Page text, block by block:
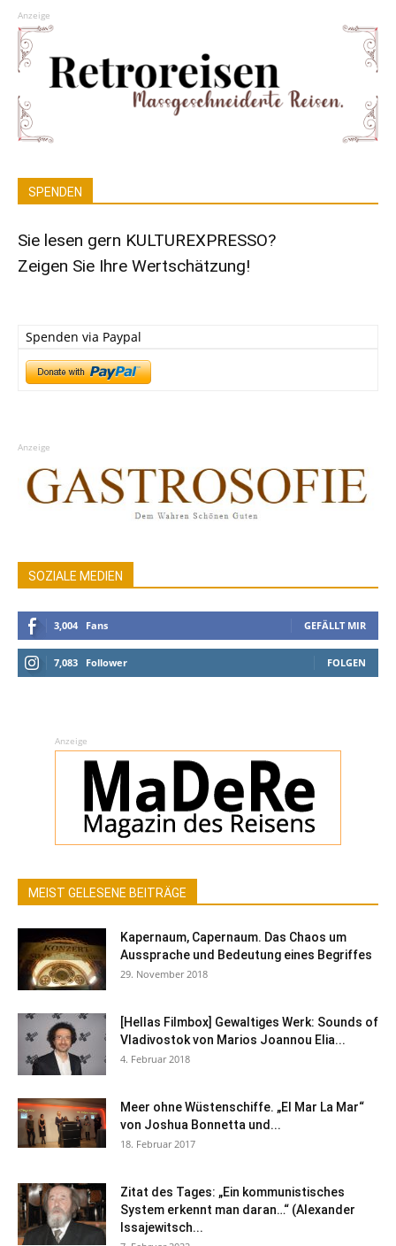
Anzeige
SPENDEN
Sie lesen gern KULTUREXPRESSO?
Zeigen Sie Ihre Wertschätzung!
Spenden via Paypal
Anzeige
SOZIALE MEDIEN
3,004 Fans GEFÄLLT MIR
7,083 Follower FOLGEN
Anzeige
MEIST GELESENE BEITRÄGE
Kapernaum, Capernaum. Das Chaos um
Aussprache und Bedeutung eines Begriffes
29. November 2018
[Hellas Filmbox] Gewaltiges Werk: Sounds of
Vladivostok von Marios Joannou Elia...
4. Februar 2018
Meer ohne Wüstenschiffe. „El Mar La Mar“
von Joshua Bonnetta und...
18. Februar 2017
Zitat des Tages: „Ein kommunistisches
System erkennt man daran…“ (Alexander
Issajewitsch...